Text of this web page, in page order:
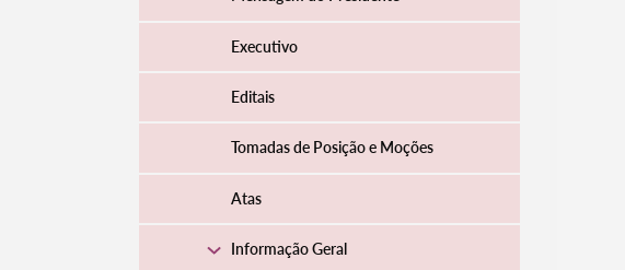
Executivo
Editais
Tomadas de Posição e Moções
Atas
Informação Geral